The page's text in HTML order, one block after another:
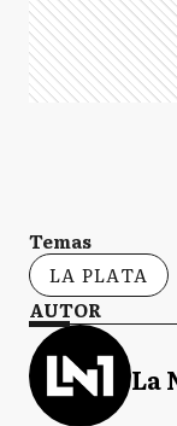
Temas
LA PLATA
AUTOR
La